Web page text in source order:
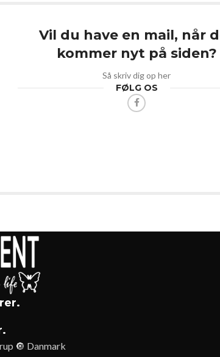
Vil du have en mail, når
kommer nyt på siden?
Så skriv dig op her
FØLG OS
🔘 Danmark